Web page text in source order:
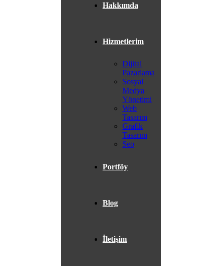
Hakkımda
Hizmetlerim
Dijital
Pazarlama
Sosyal
Medya
Yönetimi
Web
Tasarım
Grafik
Tasarım
Seo
Portföy
Blog
İletişim